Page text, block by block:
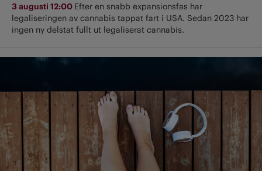
3 augusti 12:00 Efter en snabb expansionsfas har
legaliseringen av cannabis tappat fart i USA. Sedan 2023 har
ingen ny delstat fullt ut ­legaliserat cannabis.